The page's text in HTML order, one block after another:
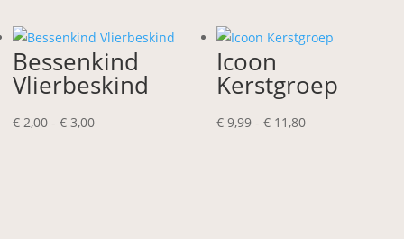
€ 7,00
Bessenkind
Vlierbeskind
€ 2,00 - € 3,00Prijsklasse:
Icoon
Kerstgroep
€9,99 - €11,80Prijsklasse: